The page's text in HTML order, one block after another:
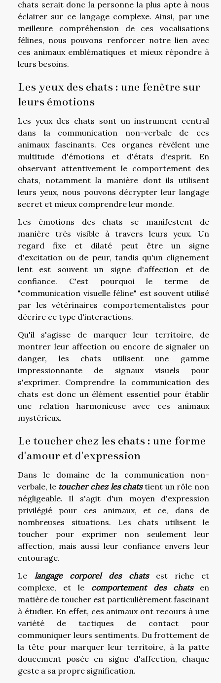
chats serait donc la personne la plus apte à nous
éclairer sur ce langage complexe. Ainsi, par une
meilleure compréhension de ces vocalisations
félines, nous pouvons renforcer notre lien avec
ces animaux emblématiques et mieux répondre à
leurs besoins.
Les yeux des chats : une fenêtre sur
leurs émotions
Les yeux des chats sont un instrument central
dans la communication non-verbale de ces
animaux fascinants. Ces organes révèlent une
multitude d'émotions et d'états d'esprit. En
observant attentivement le comportement des
chats, notamment la manière dont ils utilisent
leurs yeux, nous pouvons décrypter leur langage
secret et mieux comprendre leur monde.
Les émotions des chats se manifestent de
manière très visible à travers leurs yeux. Un
regard fixe et dilaté peut être un signe
d'excitation ou de peur, tandis qu'un clignement
lent est souvent un signe d'affection et de
confiance. C'est pourquoi le terme de
"communication visuelle féline" est souvent utilisé
par les vétérinaires comportementalistes pour
décrire ce type d'interactions.
Qu'il s'agisse de marquer leur territoire, de
montrer leur affection ou encore de signaler un
danger, les chats utilisent une gamme
impressionnante de signaux visuels pour
s'exprimer. Comprendre la communication des
chats est donc un élément essentiel pour établir
une relation harmonieuse avec ces animaux
mystérieux.
Le toucher chez les chats : une forme
d'amour et d'expression
Dans le domaine de la communication non-
verbale, le toucher chez les chatstient un rôle non
négligeable. Il s'agit d'un moyen d'expression
privilégié pour ces animaux, et ce, dans de
nombreuses situations. Les chats utilisent le
toucher pour exprimer non seulement leur
affection, mais aussi leur confiance envers leur
entourage.
Le langage corporel des chatsest riche et
complexe, et le comportement des chatsen
matière de toucher est particulièrement fascinant
à étudier. En effet, ces animaux ont recours à une
variété de tactiques de contact pour
communiquer leurs sentiments. Du frottement de
la tête pour marquer leur territoire, à la patte
doucement posée en signe d'affection, chaque
geste a sa propre signification.